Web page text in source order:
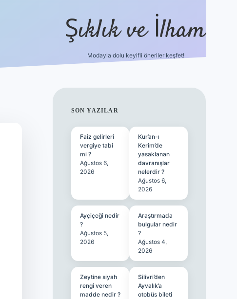
Şıklık ve İlham
Modayla dolu keyifli öneriler keşfet!
SIDEBAR
SON YAZILAR
Faiz gelirleri
vergiye tabi
mi ?
Ağustos 6,
2026
Kur’an-ı
Kerim’de
yasaklanan
davranışlar
nelerdir ?
Ağustos 6,
2026
Ayçiçeği nedir
?
Ağustos 5,
2026
Araştırmada
bulgular nedir
?
Ağustos 4,
2026
Zeytine siyah
rengi veren
madde nedir ?
Silivri’den
Ayvalık’a
otobüs bileti
betexper yeni